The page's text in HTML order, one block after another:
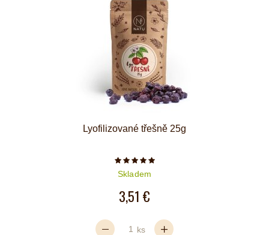
Lyofilizované třešně 25g
Počet hvězdiček je 5 z 5
Skladem
3,51 €
ks